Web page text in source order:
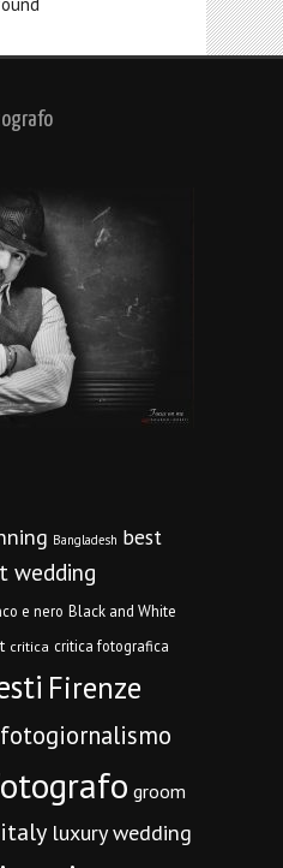
Bangladesh best
wedding
e nero Black and White
critica critica fotografica
Firenze
fotogiornalismo
groom
italy luxury wedding